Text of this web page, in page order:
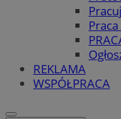
REKLAMA
WSPÓŁPRACA